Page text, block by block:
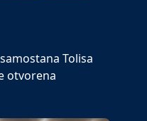
Tolisa
otvorena